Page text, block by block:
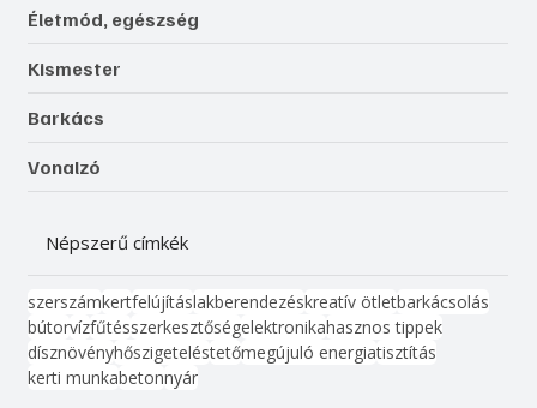
Életmód, egészség
Kismester
Barkács
Vonalzó
Népszerű címkék
szerszámkertfelújításlakberendezéskreatív ötletbarkácsolás
bútorvízfűtésszerkesztőségelektronikahasznos tippek
dísznövényhőszigeteléstetőmegújuló energiatisztítás
kerti munkabetonnyár